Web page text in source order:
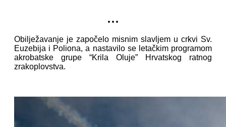
...
Obilježavanje je započelo misnim slavljem u crkvi Sv.
Euzebija i Poliona, a nastavilo se letačkim programom
akrobatske grupe “Krila Oluje” Hrvatskog ratnog
zrakoplovstva.